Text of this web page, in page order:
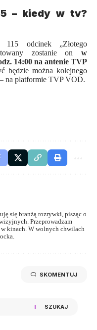
– kiedy w tv?
115 odcinek „Złotego
zostanie on w
14:00 na antenie TVP
będzie można kolejnego
na platformie TVP VOD.
się branżą rozrywki, pisząc o
Przeprowadzam
kinach. W wolnych chwilach
SKOMENTUJ
SZUKAJ